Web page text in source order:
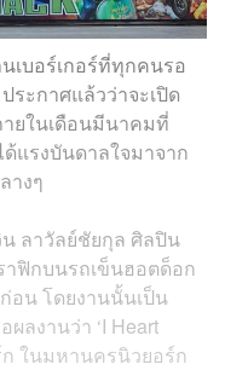
เบอร์เกอร์ที่ทุกคนรอ
ระกาศแล้วว่าจะเปิด
ยในเดือนมีนาคมที่
แรงบันดาลใจมาจาก
างๆ
ลาวัลย์ชัยกุล ศิลปิน
าฟิกบนรถเข็นฮอตด็อก
อน โดยงานนั้นเป็น
ลงานว่า ‘I Heart
ในมหานครนิวยอร์ก